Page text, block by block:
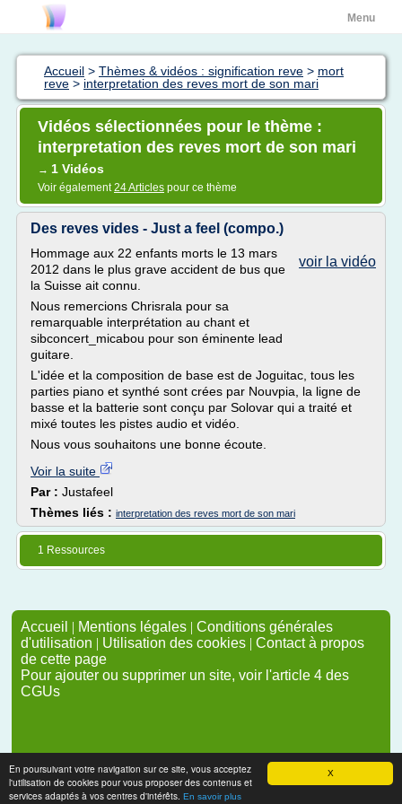
X
En poursuivant votre navigation sur ce site, vous acceptez
l'utilisation de cookies pour vous proposer des contenus et
services adaptés à vos centres d'intérêts. En savoir plus
Menu
Accueil > Thèmes & vidéos : signification reve > mort
reve > interpretation des reves mort de son mari
Vidéos sélectionnées pour le thème :
interpretation des reves mort de son mari
→ 1 Vidéos
Voir également24 Articles pour ce thème
Des reves vides - Just a feel (compo.)
voir la vidéo
Hommage aux 22 enfants morts le 13 mars
2012 dans le plus grave accident de bus que
la Suisse ait connu.
Nous remercions Chrisrala pour sa
remarquable interprétation au chant et
sibconcert_micabou pour son éminente lead
guitare.
L'idée et la composition de base est de Joguitac, tous les
parties piano et synthé sont crées par Nouvpia, la ligne de
basse et la batterie sont conçu par Solovar qui a traité et
mixé toutes les pistes audio et vidéo.
Nous vous souhaitons une bonne écoute.
Voir la suite
Par : Justafeel
Thèmes liés : interpretation des reves mort de son mari
1 Ressources
Accueil | Mentions légales | Conditions générales
d'utilisation | Utilisation des cookies | Contact à propos
de cette page
Pour ajouter ou supprimer un site, voir l'article 4 des
CGUs